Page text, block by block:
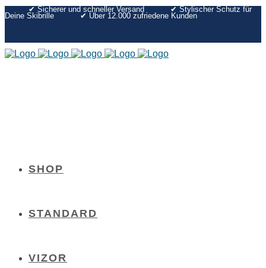
✔︎ Sicherer und schneller Versand ✔︎ Stylischer Schutz für
Deine Skibrille ✔︎ Über 12.000 zufriedene Kunden
SHOP
STANDARD
VIZOR